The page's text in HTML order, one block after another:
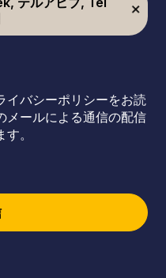
イバシーポリシーをお読
メールによる通信の配信
。